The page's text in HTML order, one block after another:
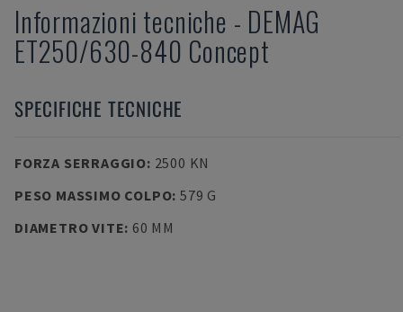
Informazioni tecniche - DEMAG
ET250/630-840 Concept
SPECIFICHE TECNICHE
FORZA SERRAGGIO: 2500 KN
PESO MASSIMO COLPO: 579 G
DIAMETRO VITE: 60 MM